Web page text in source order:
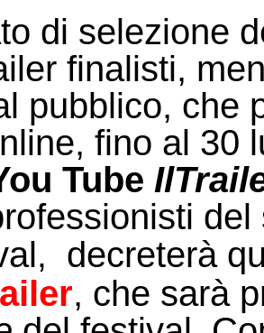
di selezione
finalisti,
pubblico, che
fino al 30
Tube
,
decreterà
, che sarà